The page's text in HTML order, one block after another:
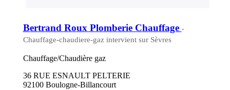
Bertrand Roux Plomberie Chauffage -
Chauffage-chaudiere-gaz intervient sur Sèvres
Chauffage/Chaudière gaz
36 RUE ESNAULT PELTERIE
92100 Boulogne-Billancourt